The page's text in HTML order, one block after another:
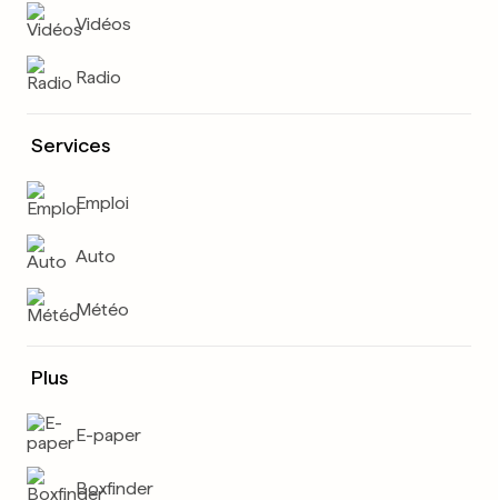
Vidéos
Radio
Services
Emploi
Auto
Météo
Plus
E-paper
Boxfinder